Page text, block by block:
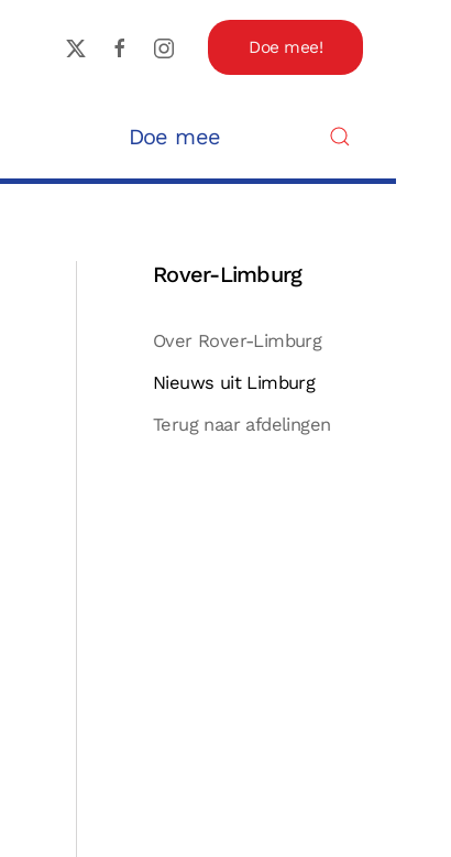
Doe mee!
Doe mee
Rover-Limburg
Over Rover-Limburg
Nieuws uit Limburg
Terug naar afdelingen